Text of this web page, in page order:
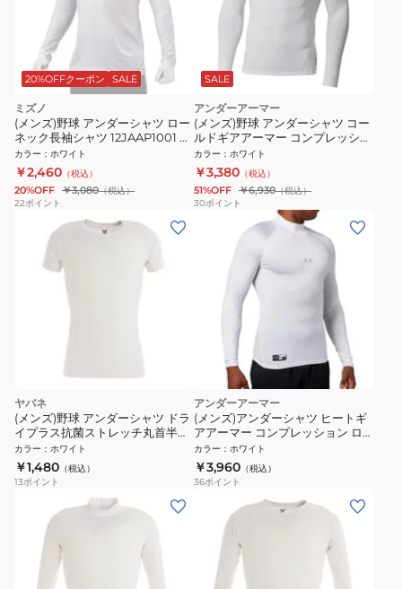
20%OFFクーポン SALE
ミズノ
(メンズ)野球 アンダーシャツ ロー
ネック長袖シャツ 12JAAP1001 速
乾
カラー ： ホワイト
￥2,460 （税込）
20%OFF ￥3,080（税込）
22ポイント
SALE
アンダーアーマー
(メンズ)野球 アンダーシャツ コー
ルドギアアーマー コンプレッショ
ン 長袖モックネックTシャツ
1375374 100
カラー ： ホワイト
￥3,380 （税込）
51%OFF ￥6,930（税込）
30ポイント
ヤバネ
(メンズ)野球 アンダーシャツ ドラ
イプラス抗菌ストレッチ丸首半袖
ストレッチシャツ YA2AB03-10 抗
菌効果 吸汗速乾性 抗菌防臭 UVケ
ア
カラー ： ホワイト
￥1,480 （税込）
13ポイント
アンダーアーマー
(メンズ)アンダーシャツ ヒートギ
アアーマー コンプレッション ロ
ングスリーブ モック 1358645 100
速乾
カラー ： ホワイト
￥3,960 （税込）
36ポイント